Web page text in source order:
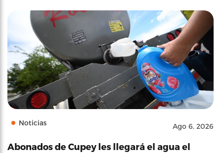
Noticias Ago 6, 2026
Abonados de Cupey les llegará el agua el